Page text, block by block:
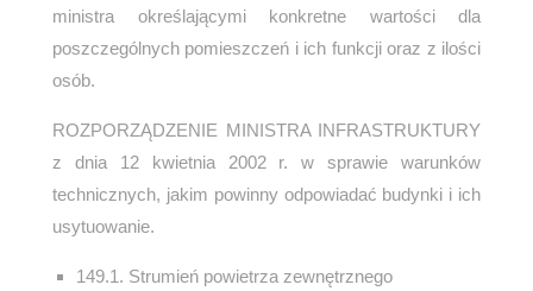
ministra określającymi konkretne wartości dla
poszczególnych pomieszczeń i ich funkcji oraz z ilości
osób.
ROZPORZĄDZENIE MINISTRA INFRASTRUKTURY
z dnia 12 kwietnia 2002 r. w sprawie warunków
technicznych, jakim powinny odpowiadać budynki i ich
usytuowanie.
149.1. Strumień powietrza zewnętrznego